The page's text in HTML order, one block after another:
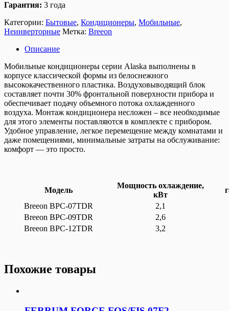
Гарантия: 3 года
Категории: Бытовые, Кондиционеры, Мобильные,
Неинверторные Метка: Breeon
Описание
Мобильные кондиционеры серии Alaska выполнены в
корпусе классической формы из белоснежного
высококачественного пластика. Воздуховыводящий блок
составляет почти 30% фронтальной поверхности прибора и
обеспечивает подачу объемного потока охлажденного
воздуха. Монтаж кондиционера несложен – все необходимые
для этого элементы поставляются в комплекте с прибором.
Удобное управление, легкое перемещение между комнатами и
даже помещениями, минимальные затраты на обслуживание:
комфорт — это просто.
Модель
Мощность охлаждение,
кВт
Breeon BPC-07TDR
2,1
Breeon BPC-09TDR
2,6
Breeon BPC-12TDR
3,2
Похожие товары